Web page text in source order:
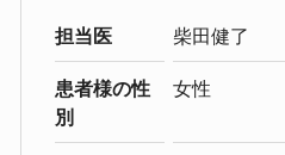
担当医 柴田健了
患者様の性
別
女性